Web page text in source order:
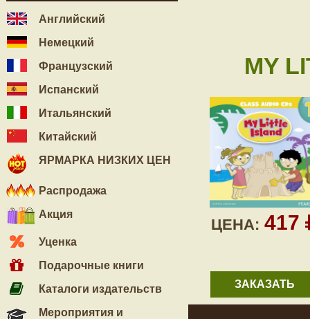
Английский
Немецкий
Французский
Испанский
Итальянский
Китайский
ЯРМАРКА НИЗКИХ ЦЕН
Распродажа
Акция
Уценка
Подарочные книги
Каталоги издательств
Мероприятия и
MY
ЦЕНА: 417
ЗАКАЗАТЬ